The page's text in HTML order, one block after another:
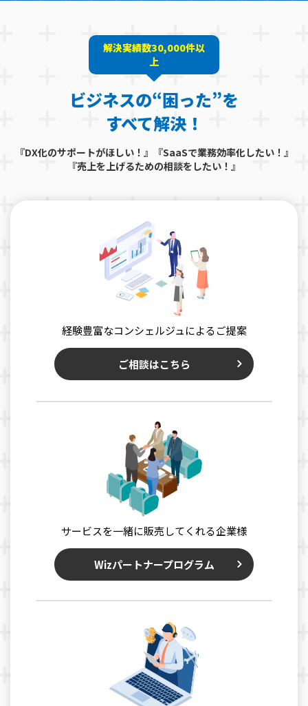
解決実績数30,000件以
上
ビジネスの“困った”を
すべて解決！
『DX化のサポートがほしい！』『SaaSで業務効率化したい！』
『売上を上げるための相談をしたい！』
経験豊富なコンシェルジュによるご提案
ご相談はこちら
サービスを一緒に販売してくれる企業様
Wizパートナープログラム